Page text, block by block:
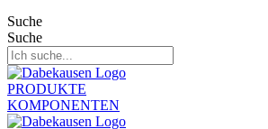
Suche
Suche
PRODUKTE
KOMPONENTEN